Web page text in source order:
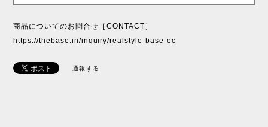
商品についてのお問合せ［CONTACT］
https://thebase.in/inquiry/realstyle-base-ec
通報する